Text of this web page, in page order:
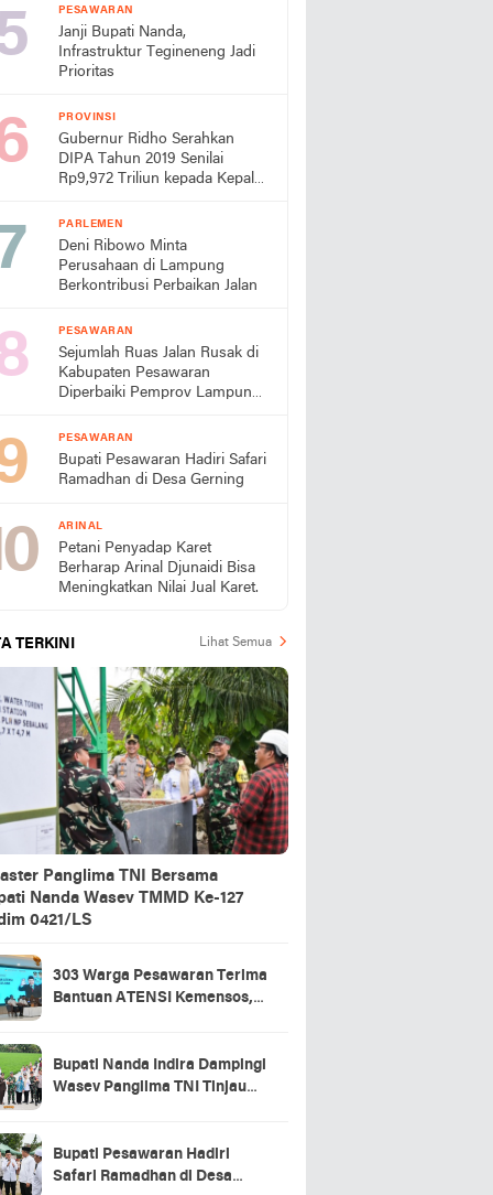
PESAWARAN
Janji Bupati Nanda,
Infrastruktur Tegineneng Jadi
Prioritas
PROVINSI
Gubernur Ridho Serahkan
DIPA Tahun 2019 Senilai
Rp9,972 Triliun kepada Kepala
Se-Provinsi Lampung
PARLEMEN
Deni Ribowo Minta
Perusahaan di Lampung
Berkontribusi Perbaikan Jalan
PESAWARAN
Sejumlah Ruas Jalan Rusak di
Kabupaten Pesawaran
Diperbaiki Pemprov Lampung
PESAWARAN
Bupati Pesawaran Hadiri Safari
Ramadhan di Desa Gerning
ARINAL
Petani Penyadap Karet
Berharap Arinal Djunaidi Bisa
Meningkatkan Nilai Jual Karet.
TERKINI Lihat Semua
Panglima TNI Bersama
Nanda Wasev TMMD Ke-127
0421/LS
303 Warga Pesawaran Terima
Bantuan ATENSI Kemensos,
Bupati Nanda Indira Dampingi
Wasev Panglima TNI Tinjau
Bupati Pesawaran Hadiri
Safari Ramadhan di Desa